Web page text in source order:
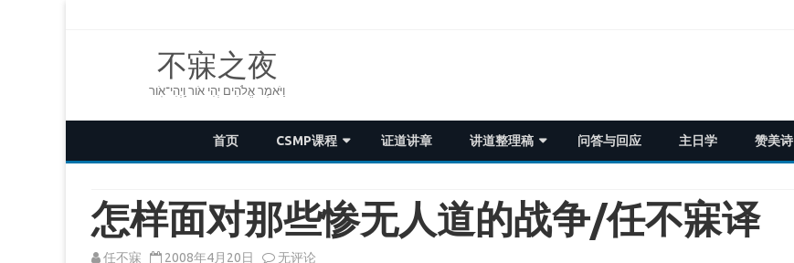
不寐之夜
וַיֹּאמֶר אֱלֹהִים יְהִי אֹור וַֽיְהִי־אֹֽור
to
首页 CSMP课程
第三届CSMP 希伯来书
第二届CSMP
证道讲章 讲道整理稿 问答与回应 主日学 赞美诗
怎样面对那些惨无人道的战争/任不寐译
任不寐 2008年4月20日 怎
无评论